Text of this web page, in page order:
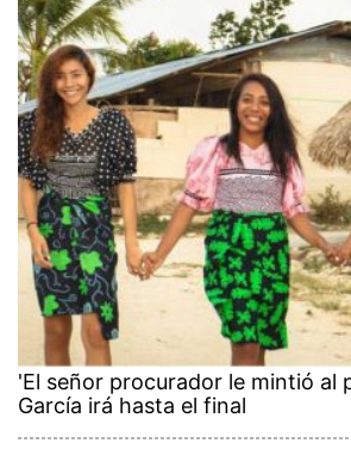
'El señor procurador le mintió al
García irá hasta el final